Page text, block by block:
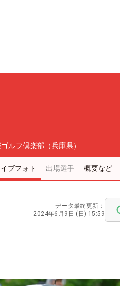
ルフ倶楽部（兵庫県）
ブフォト 出場選手 概要など
データ最終更新：
2024年6月9日 (日) 15:59